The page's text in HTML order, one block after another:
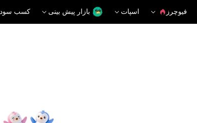
فیوچرز اسپات بازار پیش بینی کسب سود